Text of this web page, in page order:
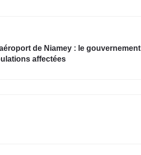
de Niamey : le gouvernement
affectées